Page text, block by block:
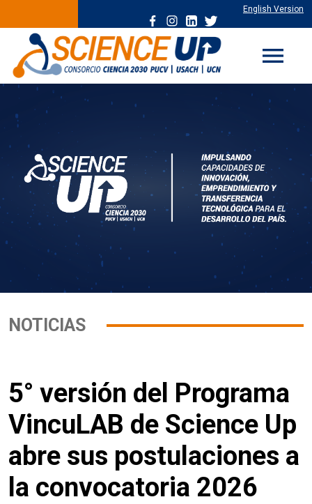
English Version
menu
NOTICIAS
5° versión del Programa
VincuLAB de Science Up
abre sus postulaciones a
la convocatoria 2026